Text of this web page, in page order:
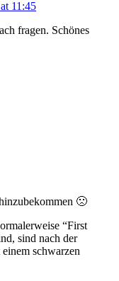
11:45
fragen. Schönes
🙁
“First
sind nach der
schwarzen